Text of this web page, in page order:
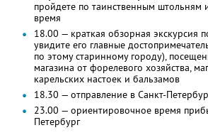
пройдете по таинственным штольням
время
18.00 — краткая обзорная экскурсия
увидите его главные
по этому старинному городу),
магазина от форелевого хозяйства,
карельских настоек и бальзамов
18.30 — отправление в Санкт-
23.00 — ориентировочное время
Петербург